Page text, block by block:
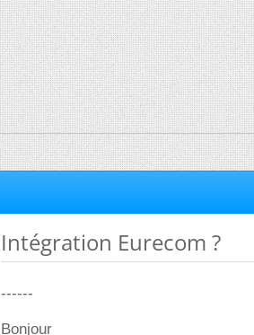
Intégration Eurecom ?
------
Bonjour